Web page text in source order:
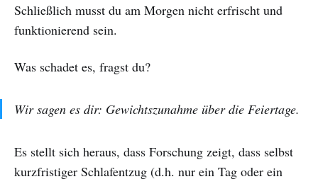
Schließlich musst du am Morgen nicht erfrischt und
funktionierend sein.
Was schadet es, fragst du?
Wir sagen es dir: Gewichtszunahme über die Feiertage.
Es stellt sich heraus, dass Forschung zeigt, dass selbst
kurzfristiger Schlafentzug (d.h. nur ein Tag oder ein